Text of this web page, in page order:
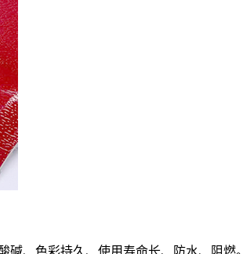
、色彩持久、使用寿命长、防水、阻燃。